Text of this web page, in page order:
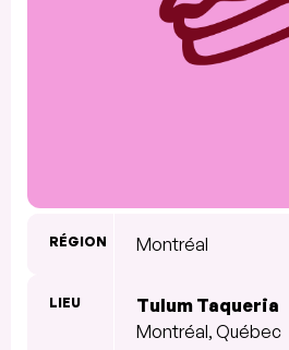
RÉGION Montréal
LIEU
Tulum Taqueria
Montréal, Québec